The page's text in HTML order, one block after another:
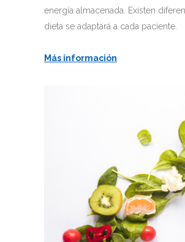
energía almacenada. Existen
dieta se adaptará a cada paciente.
Más información